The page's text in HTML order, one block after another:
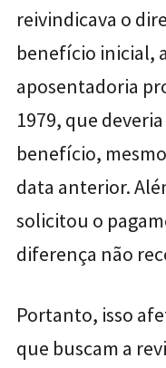
reivindicava o
benefício inicial,
aposentadoria
1979, que
benefício,
data anterior.
solicitou o
diferença não
Portanto, isso
que buscam a